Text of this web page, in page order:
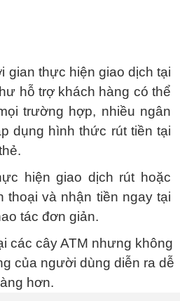
gian thực hiện giao dịch tại
hỗ trợ khách hàng có thể
trường hợp, nhiều ngân
dụng hình thức rút tiền tại
hiện giao dịch rút hoặc
thoại và nhận tiền ngay tại
tác đơn giản.